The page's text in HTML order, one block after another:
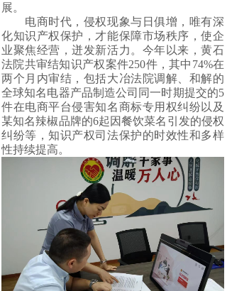
展。
电商时代，侵权现象与日俱增，唯有深
化知识产权保护，才能保障市场秩序，使企
业聚焦经营，迸发新活力。今年以来，黄石
法院共审结知识产权案件250件，其中74%在
两个月内审结，包括大冶法院调解、和解的
全球知名电器产品制造公司同一时期提交的5
件在电商平台侵害知名商标专用权纠纷以及
某知名辣椒品牌的6起因餐饮菜名引发的侵权
纠纷等，知识产权司法保护的时效性和多样
性持续提高。